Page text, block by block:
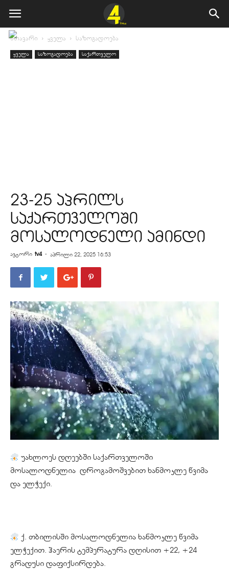
მთავარი ყველა საზოგადოება
ყველა საზოგადოება საქართველო
23-25 აპრილს
საქართველოში
მოსალოდნელი ამინდი
ავტორი tv4 - აპრილი 22, 2025 16:53
უახლოეს დღეებში საქართველოში
მოსალოდნელია დროგამოშვებით ხანმოკლე წვიმა
და ელჭექი.
ქ. თბილისში მოსალოდნელია ხანმოკლე წვიმა
ელჭექით. ჰაერის ტემპერატურა დღისით +22, +24
გრადუსი დაფიქსირდება.